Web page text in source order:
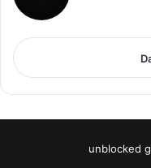
unblocked